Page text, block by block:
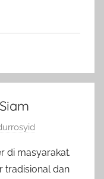
di masyarakat.
tradisional dan